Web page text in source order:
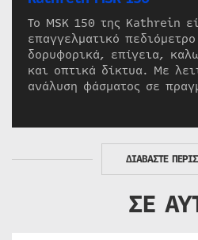
Το MSK 150 της Kathrein
επαγγελματικό
δορυφορικά, επίγεια,
και οπτικά δίκτυα. Με
ανάλυση φάσματος σε
ΔΙΑΒΑΣΤΕ
ΣΕ